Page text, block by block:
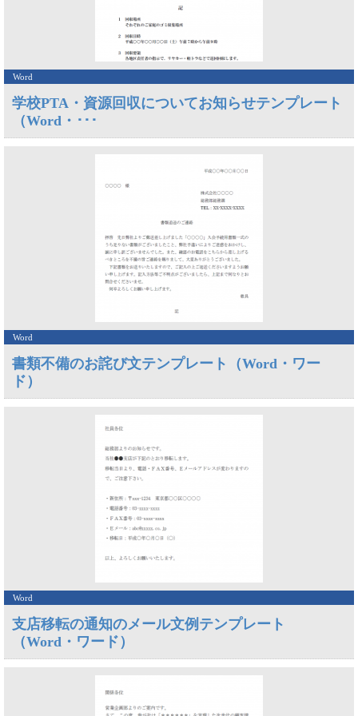
Word
学校PTA・資源回収についてお知らせテンプレート
（Word・･･･
Word
書類不備のお詫び文テンプレート（Word・ワー
ド）
Word
支店移転の通知のメール文例テンプレート
（Word・ワード）